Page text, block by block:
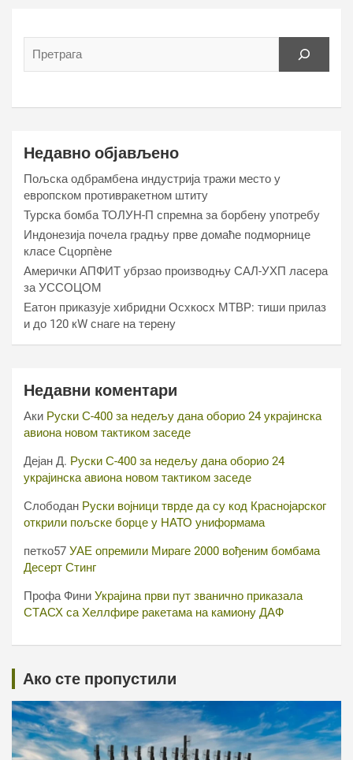
Недавно објављено
Пољска одбрамбена индустрија тражи место у
европском противракетном штиту
Турска бомба ТОЛУН-П спремна за борбену употребу
Индонезија почела градњу прве домаће подморнице
класе Сцорпèне
Амерички АПФИТ убрзао производњу САЛ-УХП ласера
за УССОЦОМ
Еатон приказује хибридни Осхкосх МТВР: тиши прилаз
и до 120 кW снаге на терену
Недавни коментари
Аки Руски С-400 за недељу дана оборио 24 украјинска
авиона новом тактиком заседе
Дејан Д. Руски С-400 за недељу дана оборио 24
украјинска авиона новом тактиком заседе
Слободан Руски војници тврде да су код Краснојарског
открили пољске борце у НАТО униформама
петко57 УАЕ опремили Мираге 2000 вођеним бомбама
Десерт Стинг
Профа Фини Украјина први пут званично приказала
СТАСХ са Хеллфире ракетама на камиону ДАФ
Ако сте пропустили